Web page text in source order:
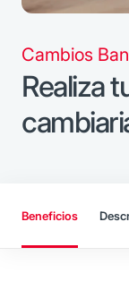
Cambios
Realiza
Beneficios